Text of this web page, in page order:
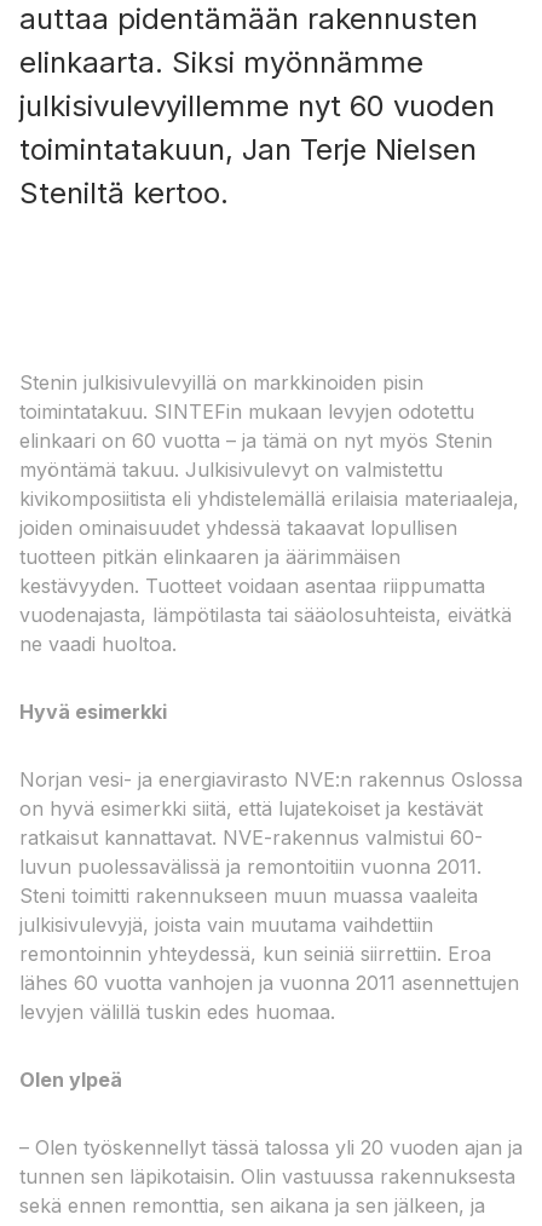
auttaa pidentämään rakennusten
elinkaarta. Siksi myönnämme
julkisivulevyillemme nyt 60 vuoden
toimintatakuun, Jan Terje Nielsen
Steniltä kertoo.
Stenin julkisivulevyillä on markkinoiden pisin
toimintatakuu. SINTEFin mukaan levyjen odotettu
elinkaari on 60 vuotta – ja tämä on nyt myös Stenin
myöntämä takuu. Julkisivulevyt on valmistettu
kivikomposiitista eli yhdistelemällä erilaisia materiaaleja,
joiden ominaisuudet yhdessä takaavat lopullisen
tuotteen pitkän elinkaaren ja äärimmäisen
kestävyyden. Tuotteet voidaan asentaa riippumatta
vuodenajasta, lämpötilasta tai sääolosuhteista, eivätkä
ne vaadi huoltoa.
Hyvä esimerkki
Norjan vesi- ja energiavirasto NVE:n rakennus Oslossa
on hyvä esimerkki siitä, että lujatekoiset ja kestävät
ratkaisut kannattavat. NVE-rakennus valmistui 60-
luvun puolessavälissä ja remontoitiin vuonna 2011.
Steni toimitti rakennukseen muun muassa vaaleita
julkisivulevyjä, joista vain muutama vaihdettiin
remontoinnin yhteydessä, kun seiniä siirrettiin. Eroa
lähes 60 vuotta vanhojen ja vuonna 2011 asennettujen
levyjen välillä tuskin edes huomaa.
Olen ylpeä
– Olen työskennellyt tässä talossa yli 20 vuoden ajan ja
tunnen sen läpikotaisin. Olin vastuussa rakennuksesta
sekä ennen remonttia, sen aikana ja sen jälkeen, ja